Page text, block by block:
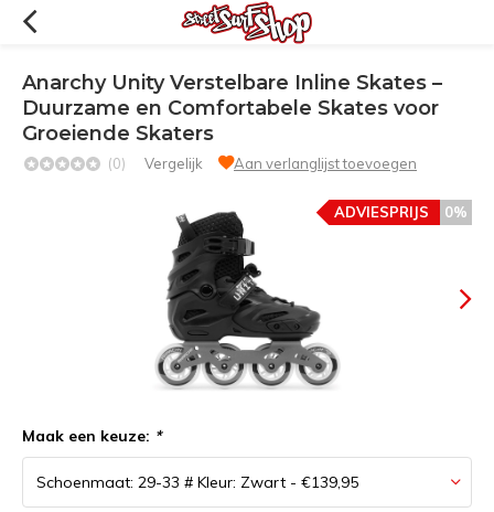
Anarchy Unity Verstelbare Inline Skates –
Duurzame en Comfortabele Skates voor
Groeiende Skaters
(0) Vergelijk Aan verlanglijst toevoegen
0%
ADVIESPRIJS
Maak een keuze: *